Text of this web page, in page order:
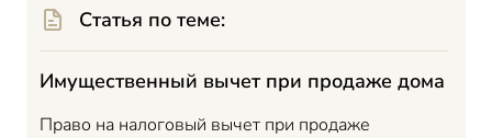
Статья по теме:
Имущественный вычет при продаже дома
Право на налоговый вычет при продаже